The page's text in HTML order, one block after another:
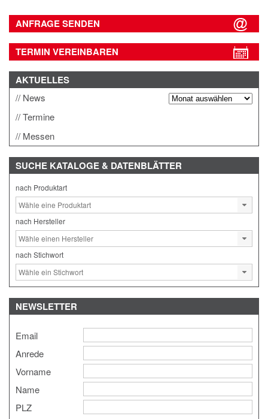
ANFRAGE SENDEN
TERMIN VEREINBAREN
AKTUELLES
News
Termine
Messen
SUCHE KATALOGE & DATENBLÄTTER
nach Produktart
nach Hersteller
nach Stichwort
NEWSLETTER
Email
Anrede
Vorname
Name
PLZ